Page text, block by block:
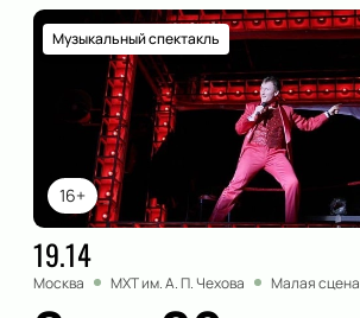
16+
Музыкальный спектакль
19.14
Москва МХТ им. А. П. Чехова Малая сцена